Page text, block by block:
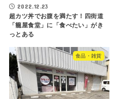
2022.12.23
超カツ丼でお腹を満たす！四街道
「籠屋食堂」に「食べたい」がき
っとある
食品・雑貨